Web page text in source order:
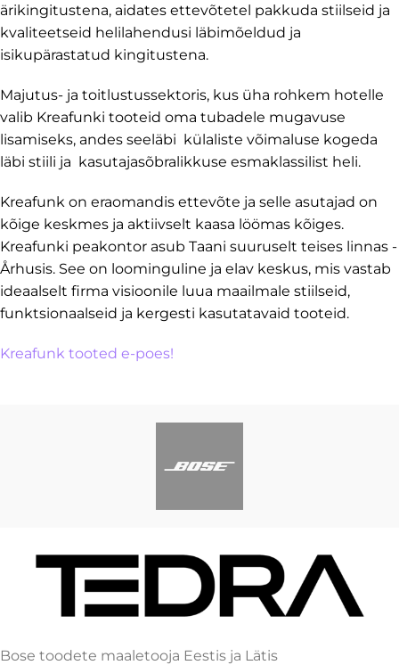
ärikingitustena, aidates ettevõtetel pakkuda stiilseid ja
kvaliteetseid helilahendusi läbimõeldud ja
isikupärastatud kingitustena.
Majutus- ja toitlustussektoris, kus üha rohkem hotelle
valib Kreafunki tooteid oma tubadele mugavuse
lisamiseks, andes seeläbi külaliste võimaluse kogeda
läbi stiili ja kasutajasõbralikkuse esmaklassilist heli.
Kreafunk on eraomandis ettevõte ja selle asutajad on
kõige keskmes ja aktiivselt kaasa löömas kõiges.
Kreafunki peakontor asub Taani suuruselt teises linnas -
Århusis. See on loominguline ja elav keskus, mis vastab
ideaalselt firma visioonile luua maailmale stiilseid,
funktsionaalseid ja kergesti kasutatavaid tooteid.
Kreafunk tooted e-poes!
Bose toodete maaletooja Eestis ja Lätis